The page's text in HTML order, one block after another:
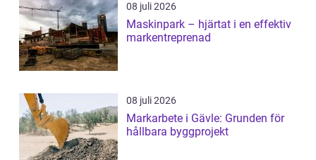
08 juli 2026
Maskinpark – hjärtat i en effektiv
markentreprenad
08 juli 2026
Markarbete i Gävle: Grunden för
hållbara byggprojekt